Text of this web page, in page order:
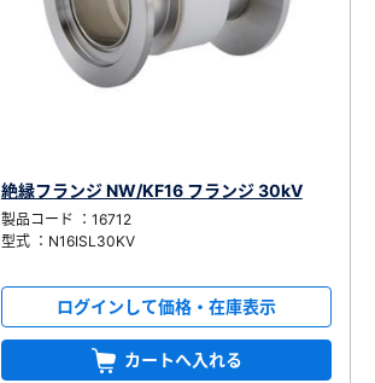
絶縁フランジ NW/KF16 フランジ 30kV
製品コード ：16712
型式 ：N16ISL30KV
ログインして価格・在庫表示
カートへ入れる